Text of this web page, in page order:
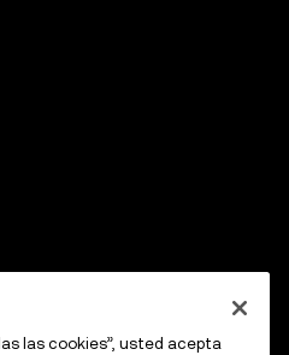
las cookies”, usted acepta